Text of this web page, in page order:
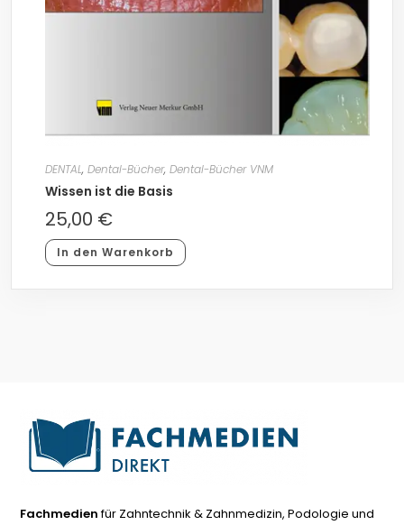
DENTAL, Dental-Bücher, Dental-Bücher VNM
Wissen ist die Basis
25,00 €
In den Warenkorb
Fachmedienfür Zahntechnik & Zahnmedizin, Podologie und